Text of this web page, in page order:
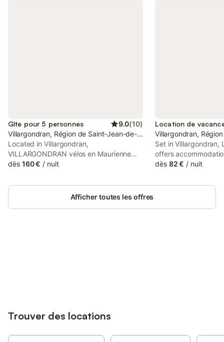
Gîte pour 5 personnes 9.0(10)
Villargondran, Région de Saint-Jean-de-Maurienne
Located in Villargondran,
VILLARGONDRAN vélos en Maurienne
garage is a recently renovated
and 26 km from Croix de Fer. This
property offers access to a balcony, free
dès 160 € / nuit
Villargondran,
Set in Villargondran,
offers
Chapel Saint-Pierre
parking, the
dès 82 € / nuit
Afficher toutes les offres
Trouver des locations